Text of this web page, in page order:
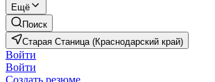
Ещё
Поиск
Старая Станица (Краснодарский край)
Войти
Войти
Создать резюме